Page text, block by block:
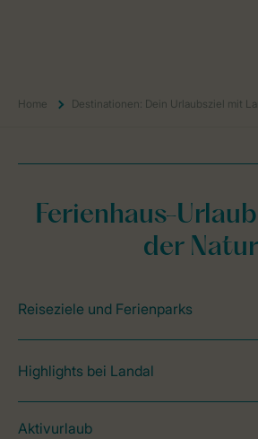
Home Destinationen: Dein Urlaubsziel mit
Ferienhaus-
der Natur
Reiseziele und Ferienparks
Highlights bei Landal
Aktivurlaub